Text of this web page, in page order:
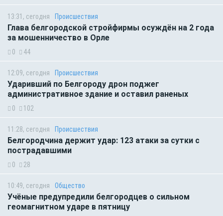
13:31, сегодня Происшествия
Глава белгородской стройфирмы осуждён на 2 года
за мошенничество в Орле
0 44
12:09, сегодня Происшествия
Ударивший по Белгороду дрон поджег
административное здание и оставил раненых
0 102
11:28, сегодня Происшествия
Белгородчина держит удар: 123 атаки за сутки с
пострадавшими
0 28
10:49, сегодня Общество
Учёные предупредили белгородцев о сильном
геомагнитном ударе в пятницу